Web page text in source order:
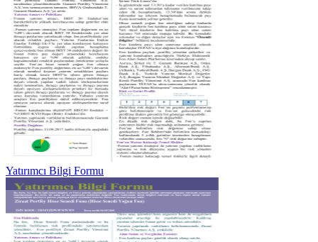
Yatırımcı Bilgi Formu